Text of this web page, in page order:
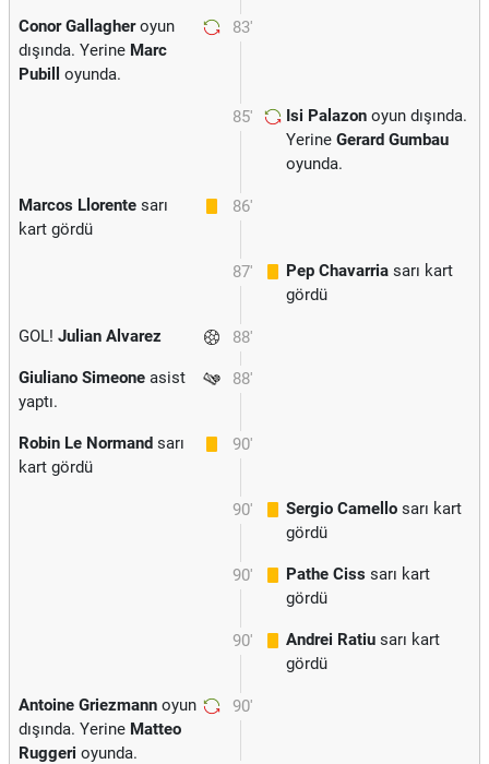
83'
Conor Gallagheroyun
dışında. Yerine Marc
Pubill
oyunda.
85' Isi Palazon oyun dışında.
Yerine Gerard Gumbau
oyunda.
86'
Marcos Llorente sarı
kart gördü
87' Pep Chavarria sarı kart
gördü
88'
GOL! Julian Alvarez
88'
Giuliano Simeone asist
yaptı.
90'
Robin Le Normand sarı
kart gördü
90' Sergio Camello sarı kart
gördü
90' Pathe Ciss sarı kart
gördü
90' Andrei Ratiu sarı kart
gördü
90'
Antoine Griezmann oyun
dışında. Yerine Matteo
Ruggeri oyunda.